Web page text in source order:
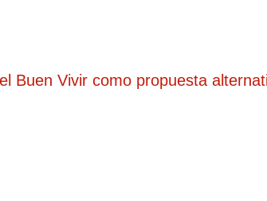
Buen Vivir como propuesta